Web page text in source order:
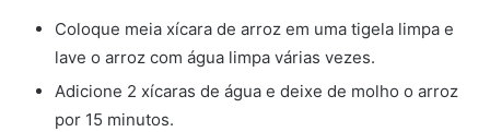
Coloque meia xícara de arroz em uma tigela limpa e
lave o arroz com água limpa várias vezes.
Adicione 2 xícaras de água e deixe de molho o arroz
por 15 minutos.